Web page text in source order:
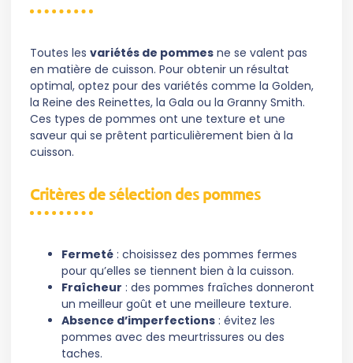
Toutes les variétés de pommes ne se valent pas
en matière de cuisson. Pour obtenir un résultat
optimal, optez pour des variétés comme la Golden,
la Reine des Reinettes, la Gala ou la Granny Smith.
Ces types de pommes ont une texture et une
saveur qui se prêtent particulièrement bien à la
cuisson.
Critères de sélection des pommes
Fermeté : choisissez des pommes fermes
pour qu’elles se tiennent bien à la cuisson.
Fraîcheur : des pommes fraîches donneront
un meilleur goût et une meilleure texture.
Absence d’imperfections : évitez les
pommes avec des meurtrissures ou des
taches.